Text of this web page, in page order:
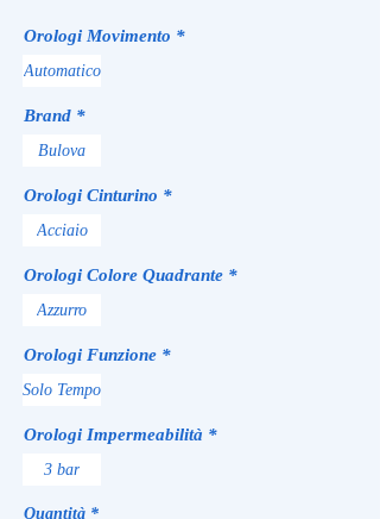
Orologi Movimento *
Automatico
Brand *
Bulova
Orologi Cinturino *
Acciaio
Orologi Colore Quadrante *
Azzurro
Orologi Funzione *
Solo Tempo
Orologi Impermeabilità *
3 bar
Quantità *